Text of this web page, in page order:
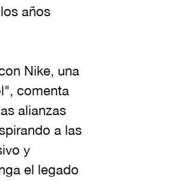
años
Nike, una
comenta
alianzas
a las
y
el legado